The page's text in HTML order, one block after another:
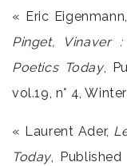
« Eric Eigenmann,
Pinget, Vinaver
Poetics Today,
vol.19, n° 4,
« Laurent Ader,
Today,